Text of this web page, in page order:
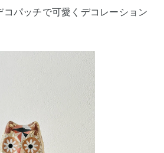
パッチで可愛くデコレーション